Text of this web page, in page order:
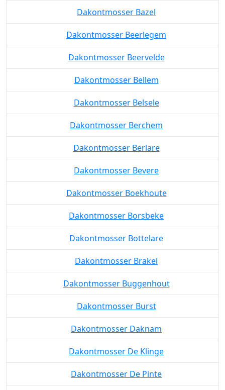
Dakontmosser Bazel
Dakontmosser Beerlegem
Dakontmosser Beervelde
Dakontmosser Bellem
Dakontmosser Belsele
Dakontmosser Berchem
Dakontmosser Berlare
Dakontmosser Bevere
Dakontmosser Boekhoute
Dakontmosser Borsbeke
Dakontmosser Bottelare
Dakontmosser Brakel
Dakontmosser Buggenhout
Dakontmosser Burst
Dakontmosser Daknam
Dakontmosser De Klinge
Dakontmosser De Pinte